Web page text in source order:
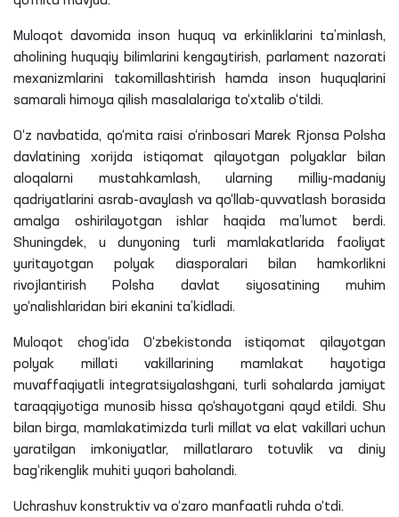
Muloqot davomida inson huquq va erkinliklarini ta’minlash,
aholining huquqiy bilimlarini kengaytirish, parlament nazorati
mexanizmlarini takomillashtirish hamda inson huquqlarini
samarali himoya qilish masalalariga to‘xtalib o‘tildi.
O‘z navbatida, qo‘mita raisi o‘rinbosari Marek Rjonsa Polsha
davlatining xorijda istiqomat qilayotgan polyaklar bilan
aloqalarni mustahkamlash, ularning milliy-madaniy
qadriyatlarini asrab-avaylash va qo‘llab-quvvatlash borasida
amalga oshirilayotgan ishlar haqida ma’lumot berdi.
Shuningdek, u dunyoning turli mamlakatlarida faoliyat
yuritayotgan polyak diasporalari bilan hamkorlikni
rivojlantirish Polsha davlat siyosatining muhim
yo‘nalishlaridan biri ekanini ta’kidladi.
Muloqot chog‘ida O‘zbekistonda istiqomat qilayotgan
polyak millati vakillarining mamlakat hayotiga
muvaffaqiyatli integratsiyalashgani, turli sohalarda jamiyat
taraqqiyotiga munosib hissa qo‘shayotgani qayd etildi. Shu
bilan birga, mamlakatimizda turli millat va elat vakillari uchun
yaratilgan imkoniyatlar, millatlararo totuvlik va diniy
bag‘rikenglik muhiti yuqori baholandi.
Uchrashuv konstruktiv va o‘zaro manfaatli ruhda o‘tdi.